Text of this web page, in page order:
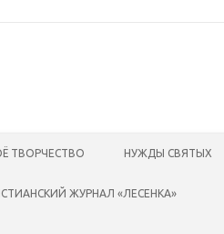
ТВОРЧЕСТВО НУЖДЫ СВЯТЫХ
ЖУРНАЛ «ЛЕСЕНКА»